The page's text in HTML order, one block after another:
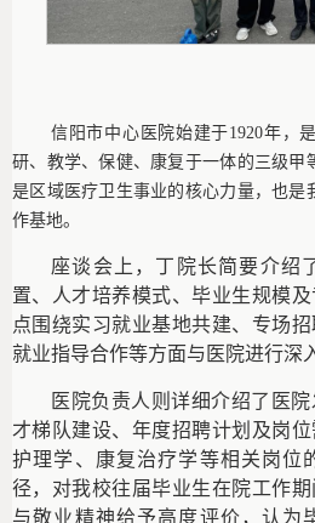
信阳市中心医院始建于1920年，
研、教学、保健、康复于一体的三级甲
是区域医疗卫生事业的核心力量，也是
作基地。
座谈会上， 丁院长简要介绍
置、人才培养模式、毕业生规模
点围绕实习就业基地共建、专场招
就业指导合作等方面与医院进行深
医院负责人则详细介绍了医
才梯队建设、年度招聘计划及岗
护理学、康复治疗学等相关岗位
径， 对我校往届毕业生在院工作
与敬业精神给予高度评价，认为